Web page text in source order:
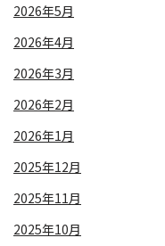
2026年5月
2026年4月
2026年3月
2026年2月
2026年1月
2025年12月
2025年11月
2025年10月